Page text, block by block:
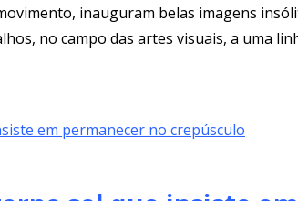
inauguram belas imagens
no campo das artes visuais, a uma